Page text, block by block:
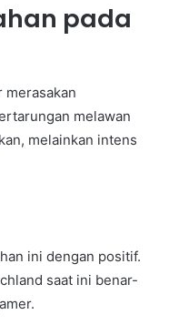
pada
merasakan
melawan
melainkan intens
ini dengan positif.
saat ini benar-